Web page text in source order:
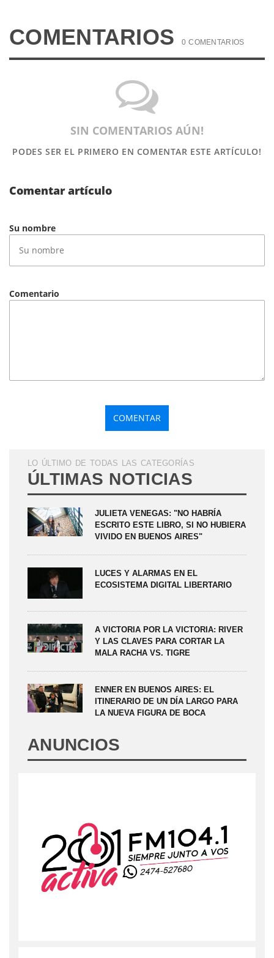
COMENTARIOS 0 COMENTARIOS
SIN COMENTARIOS AÚN!
PODES SER EL PRIMERO EN COMENTAR ESTE ARTÍCULO!
Comentar artículo
Su nombre
Comentario
LO ÚLTIMO DE TODAS LAS CATEGORÍAS
ÚLTIMAS NOTICIAS
JULIETA VENEGAS: "NO HABRÍA
ESCRITO ESTE LIBRO, SI NO HUBIERA
VIVIDO EN BUENOS AIRES"
LUCES Y ALARMAS EN EL
ECOSISTEMA DIGITAL LIBERTARIO
A VICTORIA POR LA VICTORIA: RIVER
Y LAS CLAVES PARA CORTAR LA
MALA RACHA VS. TIGRE
ENNER EN BUENOS AIRES: EL
ITINERARIO DE UN DÍA LARGO PARA
LA NUEVA FIGURA DE BOCA
ANUNCIOS